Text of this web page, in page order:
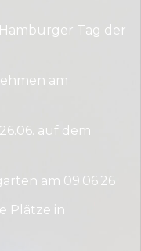
Tag der
am
auf dem
am 09.06.26
Plätze in